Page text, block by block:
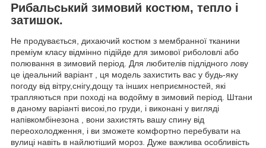
Рибальський зимовий костюм, тепло і
затишок.
Не продувається, дихаючий костюм з мембранної тканини
преміум класу відмінно підійде для зимової риболовлі або
полювання в зимовий період. Для любителів підлідного лову
це ідеальний варіант , ця модель захистить вас у будь-яку
погоду від вітру,снігу,дощу та інших неприємностей, які
трапляються при поході на водойму в зимовий період. Штани
в даному варіанті високі,по груди, і виконані у вигляді
напівкомбінезона , вони захистять вашу спину від
переохолодження, і ви зможете комфортно перебувати на
вулиці навіть в найлютіший мороз. Дуже важлива особливість